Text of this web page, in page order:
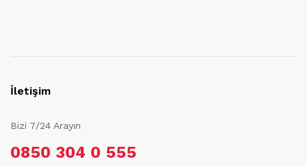
İletişim
Bizi 7/24 Arayın
0850 304 0 555